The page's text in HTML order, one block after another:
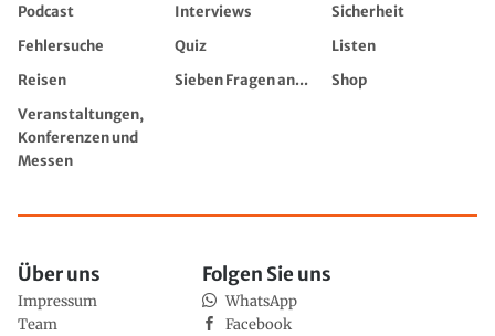
Podcast
Interviews
Sicherheit
Fehlersuche
Quiz
Listen
Reisen
Sieben Fragen an...
Shop
Veranstaltungen,
Konferenzen und
Messen
Über uns
Impressum
Team
Folgen Sie uns
WhatsApp
Facebook